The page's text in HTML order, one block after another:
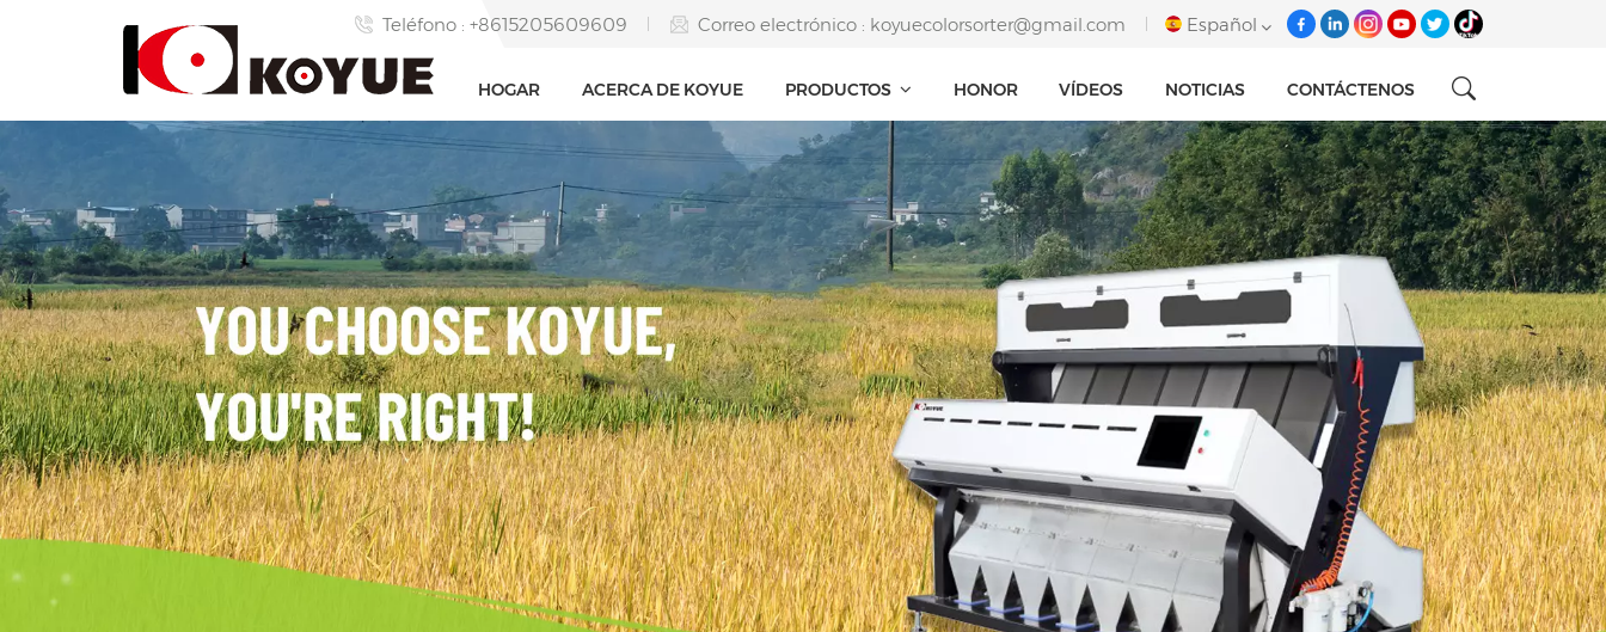
Teléfono : +8615205609609 Correo electrónico : koyuecolorsorter@gmail.com Español
English
français
italiano
русский
español
português
Tiếng việt
العربية
فارسی
עברית
HOGAR ACERCA DE KOYUE PRODUCTOS HONOR VÍDEOS NOTICIAS CONTÁCTENOS